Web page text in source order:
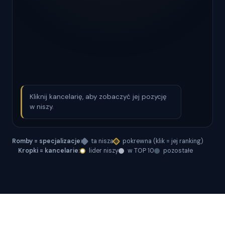
Kliknij kancelarię, aby zobaczyć jej pozycję
w niszy.
Romby = specjalizacje: ta nisza
pokrewna (klik = jej ranking)
Kropki = kancelarie:
lider niszy w TOP 10 pozostałe